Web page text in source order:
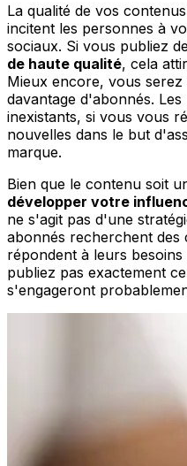
La qualité de vos
incitent les personnes à
sociaux. Si vous publiez
de haute qualité, cela
Mieux encore, vous
davantage d'abonnés.
inexistants, si vous vous
nouvelles dans le but
marque.
Bien que le contenu soit
développer votre
ne s'agit pas d'une
abonnés recherchent des
répondent à leurs
publiez pas exactement
s'engageront